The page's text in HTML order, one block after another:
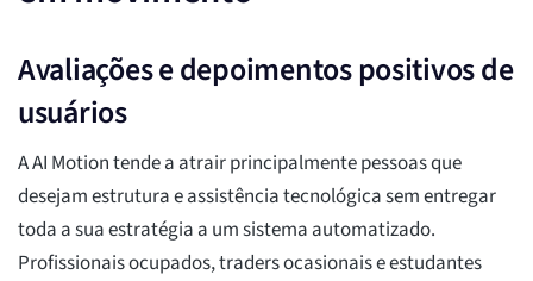
Avaliações e depoimentos positivos de
usuários
A AI Motion tende a atrair principalmente pessoas que
desejam estrutura e assistência tecnológica sem entregar
toda a sua estratégia a um sistema automatizado.
Profissionais ocupados, traders ocasionais e estudantes